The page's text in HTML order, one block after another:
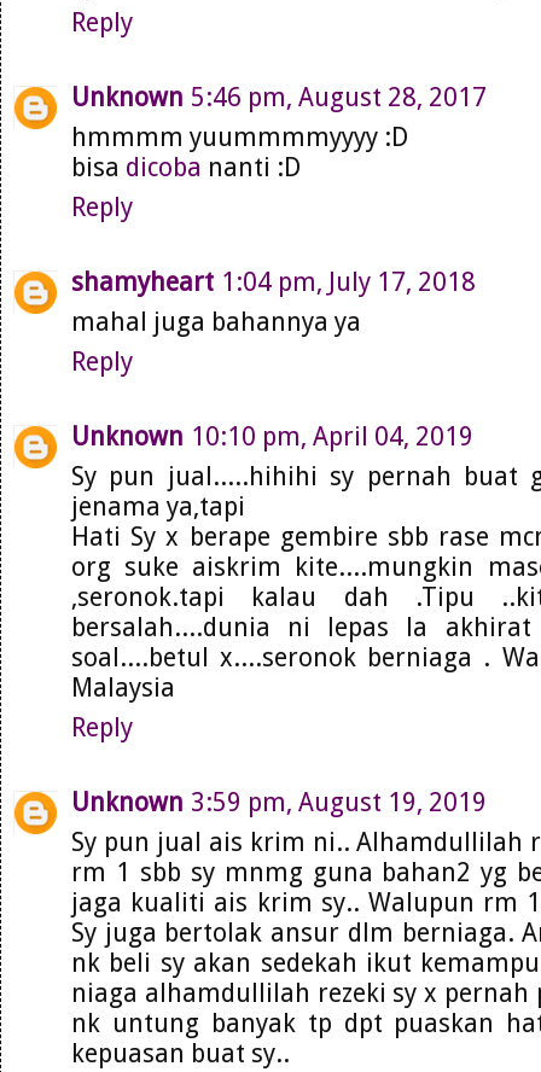
Reply
Unknown 5:46 pm, August 28, 2017
hmmmm yuummmmyyyy :D
bisa dicoba nanti :D
Reply
shamyheart 1:04 pm, July 17, 2018
mahal juga bahannya ya
Reply
Unknown 10:10 pm, April 04, 2019
Sy pun jual.....hihihi sy pernah buat
jenama ya,tapi
Hati Sy x berape gembire sbb rase
org suke aiskrim kite....mungkin
,seronok.tapi kalau dah .Tipu
bersalah....dunia ni lepas la
soal....betul x....seronok berniaga .
Malaysia
Reply
Unknown 3:59 pm, August 19, 2019
Sy pun jual ais krim ni.. Alhamdullilah
rm 1 sbb sy mnmg guna bahan2 yg
jaga kualiti ais krim sy.. Walupun rm
Sy juga bertolak ansur dlm berniaga.
nk beli sy akan sedekah ikut
niaga alhamdullilah rezeki sy x
nk untung banyak tp dpt puaskan
kepuasan buat sy..